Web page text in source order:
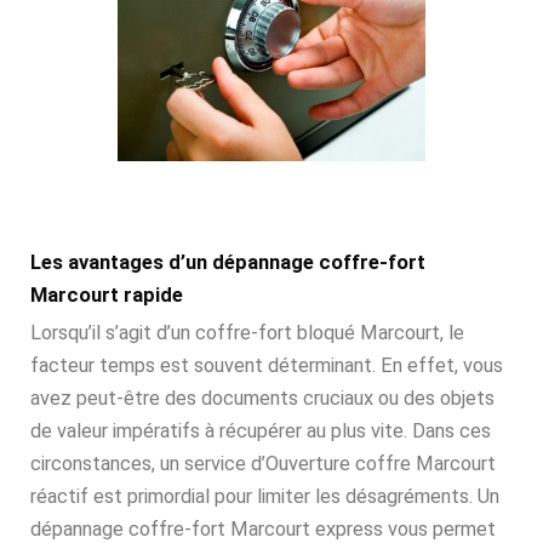
Les avantages d’un dépannage coffre-fort
Marcourt rapide
Lorsqu’il s’agit d’un coffre-fort bloqué Marcourt, le
facteur temps est souvent déterminant. En effet, vous
avez peut-être des documents cruciaux ou des objets
de valeur impératifs à récupérer au plus vite. Dans ces
circonstances, un service d’Ouverture coffre Marcourt
réactif est primordial pour limiter les désagréments. Un
dépannage coffre-fort Marcourt express vous permet